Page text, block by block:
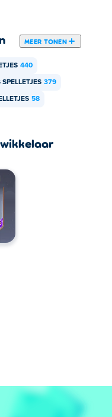
MEER TONEN
440
SPELLETJES 379
58